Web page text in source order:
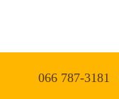
066 787-3181